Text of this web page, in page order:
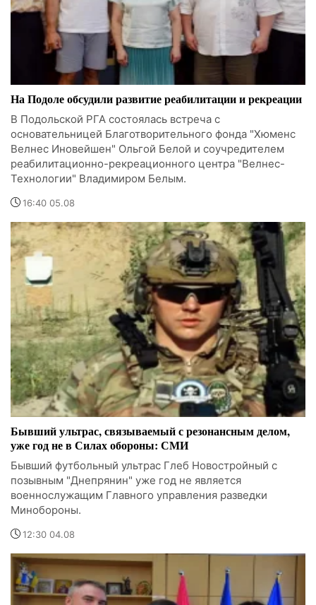
На Подоле обсудили развитие реабилитации и рекреации
В Подольской РГА состоялась встреча с
основательницей Благотворительного фонда "Хюменс
Велнес Иновейшен" Ольгой Белой и соучредителем
реабилитационно-рекреационного центра "Велнес-
Технологии" Владимиром Белым.
16:40 05.08
Бывший ультрас, связываемый с резонансным делом,
уже год не в Силах обороны: СМИ
Бывший футбольный ультрас Глеб Новостройный с
позывным "Днепрянин" уже год не является
военнослужащим Главного управления разведки
Минобороны.
12:30 04.08